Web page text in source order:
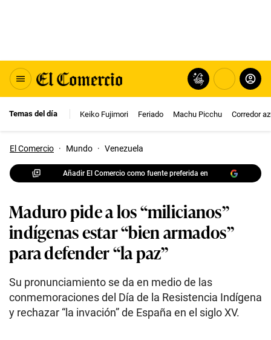
Temas del día Keiko Fujimori Feriado Machu Picchu Corredor
El Comercio · Mundo · Venezuela
Añadir El Comercio como fuente preferida en
Maduro pide a los “milicianos”
indígenas estar “bien armados”
para defender “la paz”
Su pronunciamiento se da en medio de las
conmemoraciones del Día de la Resistencia Indígena
y rechazar “la invación” de España en el siglo XV.